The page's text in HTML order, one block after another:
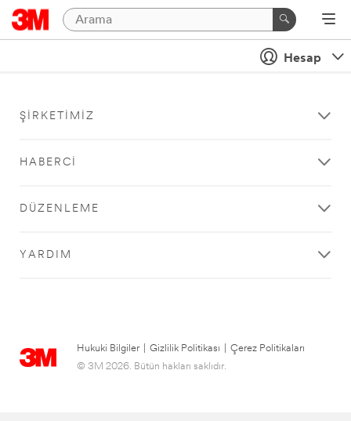
Hesap
ŞIRKETIMIZ
HABERCI
DÜZENLEME
YARDIM
Hukuki Bilgiler Gizlilik Politikası
Çerez Politikaları
© 3M 2026. Bütün hakları saklıdır.